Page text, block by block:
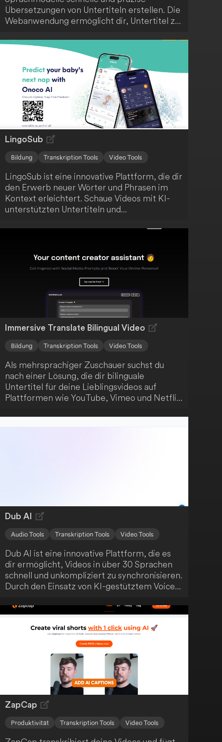
Übersetzungen von Untertiteln erstellen. Die
Webanwendung ermöglicht dir, Untertitel zu
optimierst du deinen Arbeitsablauf durch
Effizienz und Genauigkeit.
LingoSub
Bildung Transkription Tools Video Tools
LingoSub ist eine innovative Plattform, die dir
den Erwerb neuer Wörter und Phrasen im
Kontext erleichtert. Schaue Videos mit KI-
unterstützten Untertiteln und
umfassenden Lernerlebnis. Zu den
Zusammenfassung von Inhalten, die
Erstellung von Transkripten und eine
effiziente Notizverwaltung.
Immersive Translate Bilingual Video
Bildung Transkription Tools Video Tools
Als mehrsprachiger Zuschauer suchst du
nach einer Lösung, die dir bilinguale
Untertitel für deine Lieblingsvideos auf
Plattformen wie YouTube, Vimeo und Netflix
das Richtige für dich! Diese Anwendung
Dub AI
Audio Tools Transkription Tools Video Tools
Dub AI ist eine innovative Plattform, die es
dir ermöglicht, Videos in über 30 Sprachen
schnell und unkompliziert zu synchronisieren.
Durch den Einsatz von KI-gestütztem Voice
hochwertige, lokalisierten Audio- und
Oberfläche unterstützt bis zu 10 Sprecher
gleichzeitig und fördert so deine globale
Reichweite als Content Creator.
ZapCap
Produktivität Transkription Tools Video Tools